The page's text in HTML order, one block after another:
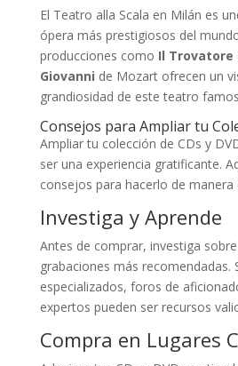
El Teatro alla Scala en Milán es
ópera más prestigiosos del
producciones como Il Trovatore
Giovanni de Mozart ofrecen un
grandiosidad de este teatro
Consejos para Ampliar tu
Ampliar tu colección de CDs y
ser una experiencia gratificante.
consejos para hacerlo de manera
Investiga y Aprende
Antes de comprar, investiga
grabaciones más recomendadas.
especializados, foros de
expertos pueden ser recursos
Compra en Lugares